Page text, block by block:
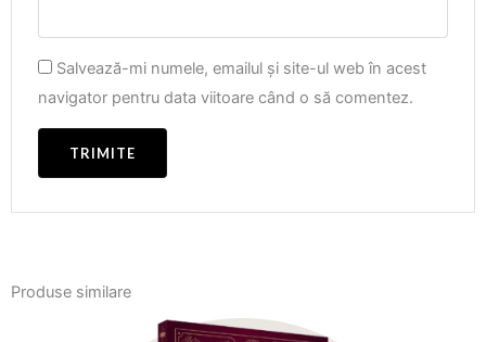
Salvează-mi numele, emailul și site-ul web în acest
navigator pentru data viitoare când o să comentez.
Produse similare